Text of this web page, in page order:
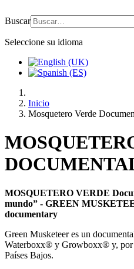
Buscar
Seleccione su idioma
Inicio
Mosquetero Verde
MOSQUETERO VERDE
mundo” - GREEN
documentary
Green Musketeer es un
Waterboxx® y Growboxx® y, por
Países Bajos.